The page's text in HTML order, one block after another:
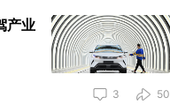
产业
3 50